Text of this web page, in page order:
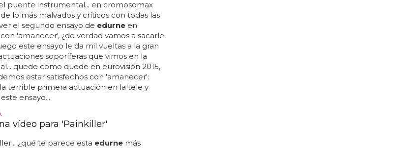
puente instrumental... en cromosomax
lo más malvados y críticos con todas las
el segundo ensayo de edurneen
'amanecer', ¿de verdad vamos a sacarle
este ensayo le da mil vueltas a la gran
soporíferas que vimos en la
quede como quede en eurovisión 2015,
estar satisfechos con 'amanecer':
terrible primera actuación en la tele y
ensayo...
vídeo para 'Painkiller'
¿qué te parece esta edurnemás